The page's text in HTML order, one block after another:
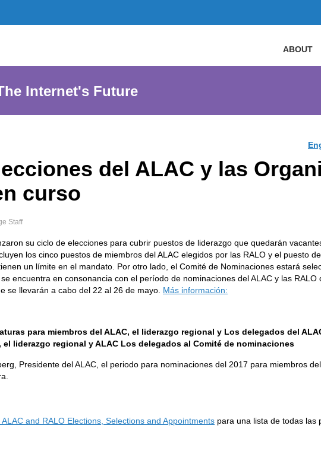
ABOUT
Internet's Future
del ALAC y las
curso
Staff
su ciclo de elecciones para cubrir puestos de liderazgo que quedarán
los cinco puestos de miembros del ALAC elegidos por las RALO y el puesto
un límite en el mandato. Por otro lado, el Comité de Nominaciones estará
encuentra en consonancia con el período de nominaciones del ALAC y las
se llevarán a cabo del 22 al 26 de mayo. Más información:
para miembros del ALAC, el liderazgo regional y Los delegados del
el liderazgo regional y ALAC Los delegados al Comité de nominaciones
Presidente del ALAC, el periodo para nominaciones del 2017 para miembros
ALAC and RALO Elections, Selections and Appointments para una lista de todas las